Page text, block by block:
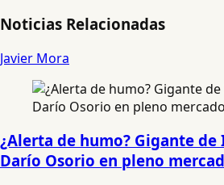
Noticias Relacionadas
Javier Mora
¿Alerta de humo? Gigante de
Darío Osorio en pleno